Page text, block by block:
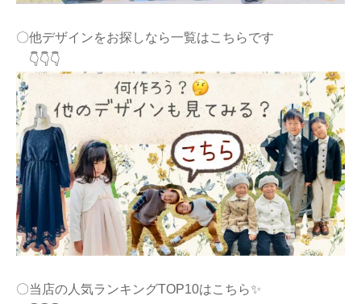
〇他デザインをお探しなら一覧はこちらです
👇👇👇
〇当店の人気ランキングTOP10はこちら✨